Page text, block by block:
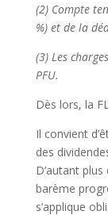
(2) Compte
%) et de la
(3) Les
PFU.
Dès lors, la
Il convient
des
D’autant
barème
s’applique